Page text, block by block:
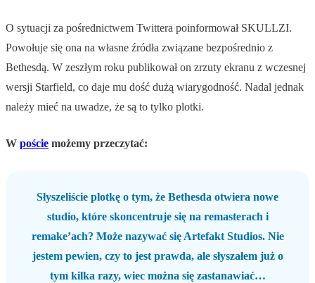
O sytuacji za pośrednictwem Twittera poinformował SKULLZI.
Powołuje się ona na własne źródła związane bezpośrednio z
Bethesdą. W zeszłym roku publikował on zrzuty ekranu z wczesnej
wersji Starfield, co daje mu dość dużą wiarygodność. Nadal jednak
należy mieć na uwadze, że są to tylko plotki.
W poście możemy przeczytać:
Słyszeliście plotkę o tym, że Bethesda otwiera nowe
studio, które skoncentruje się na remasterach i
remake’ach? Może nazywać się Artefakt Studios. Nie
jestem pewien, czy to jest prawda, ale słyszałem już o
tym kilka razy, wiec można się zastanawiać…